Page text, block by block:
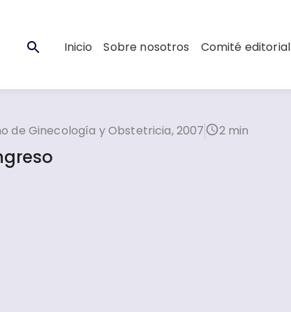
Inicio Sobre nosotros Comité editorial
de Ginecología y Obstetricia, 2007 2 min